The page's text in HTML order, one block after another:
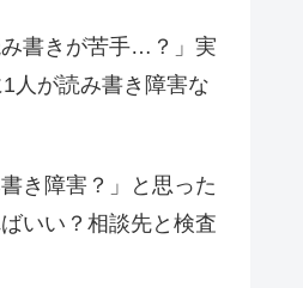
み書きが苦手…？」実
人が読み書き障害な
き障害？」と思った
いい？相談先と検査